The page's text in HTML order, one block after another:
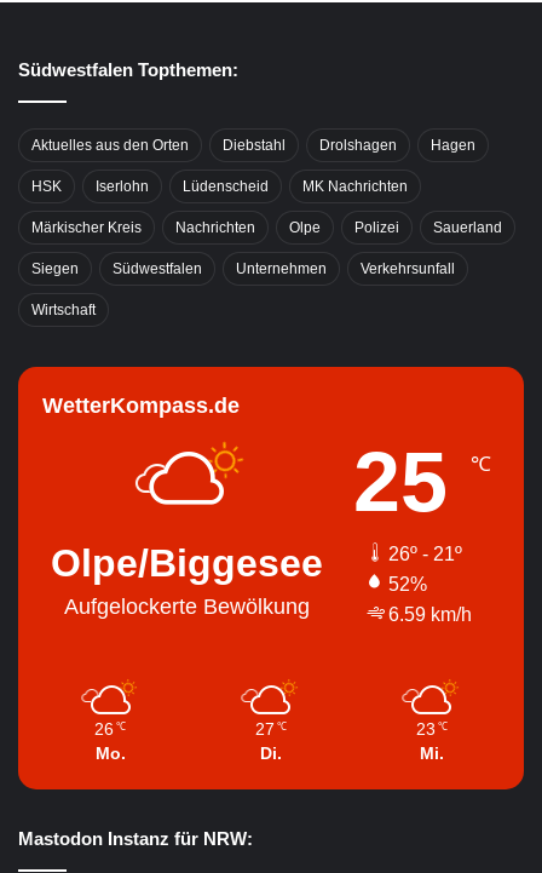
Südwestfalen Topthemen:
Aktuelles aus den Orten Diebstahl Drolshagen Hagen
HSK Iserlohn Lüdenscheid MK Nachrichten
Märkischer Kreis Nachrichten Olpe Polizei Sauerland
Siegen Südwestfalen Unternehmen Verkehrsunfall
Wirtschaft
WetterKompass.de
Olpe/Biggesee
Aufgelockerte Bewölkung
25 ℃
26º - 21º
52%
6.59 km/h
26 ℃
Mo.
27 ℃
Di.
23 ℃
Mi.
Mastodon Instanz für NRW: